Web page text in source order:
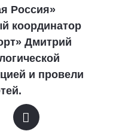
Россия»
координатор
Дмитрий
и провели